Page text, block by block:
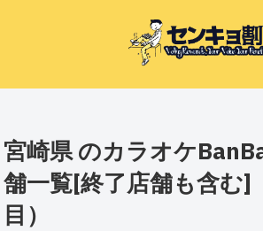
宮崎県 のカラオケ
舗一覧[終了店舗も含む]
目）